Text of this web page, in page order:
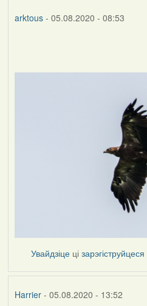
arktous- 05.08.2020 - 08:53
Увайдзіце цізарэгіструйцеся
Harrier- 05.08.2020 - 13:52